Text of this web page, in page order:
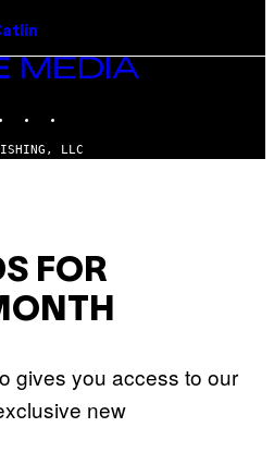
LLC
FOR
gives you access to our
new